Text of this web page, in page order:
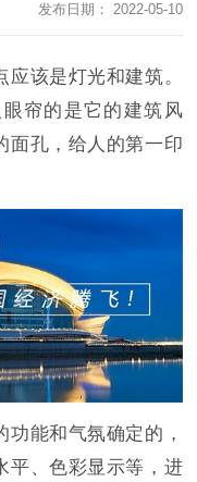
发布日期： 2022-05-10
该是灯光和建筑。
帘的是它的建筑风
面孔，给人的第一印
能和气氛确定的，
平、色彩显示等，进